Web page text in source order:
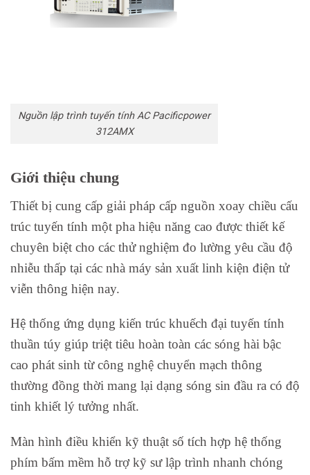
Nguồn lập trình tuyến tính AC Pacificpower
312AMX
Giới thiệu chung
Thiết bị cung cấp giải pháp cấp nguồn xoay chiều cấu
trúc tuyến tính một pha hiệu năng cao được thiết kế
chuyên biệt cho các thử nghiệm đo lường yêu cầu độ
nhiễu thấp tại các nhà máy sản xuất linh kiện điện tử
viễn thông hiện nay.
Hệ thống ứng dụng kiến trúc khuếch đại tuyến tính
thuần túy giúp triệt tiêu hoàn toàn các sóng hài bậc
cao phát sinh từ công nghệ chuyển mạch thông
thường đồng thời mang lại dạng sóng sin đầu ra có độ
tinh khiết lý tưởng nhất.
Màn hình điều khiển kỹ thuật số tích hợp hệ thống
phím bấm mềm hỗ trợ kỹ sư lập trình nhanh chóng